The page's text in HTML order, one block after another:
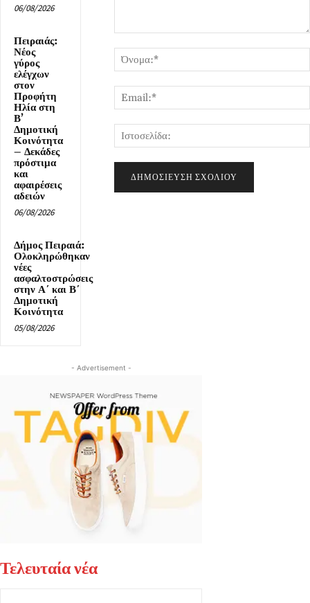
06/08/2026
Πειραιάς:
Νέος
γύρος
ελέγχων
στον
Προφήτη
Ηλία στη
Β’
Δημοτική
Κοινότητα
– Δεκάδες
πρόστιμα
και
αφαιρέσεις
αδειών
06/08/2026
Δήμος Πειραιά:
Ολοκληρώθηκαν
νέες
ασφαλτοστρώσεις
στην Α΄ και Β΄
Δημοτική
Κοινότητα
05/08/2026
- Advertisement -
Τελευταία νέα